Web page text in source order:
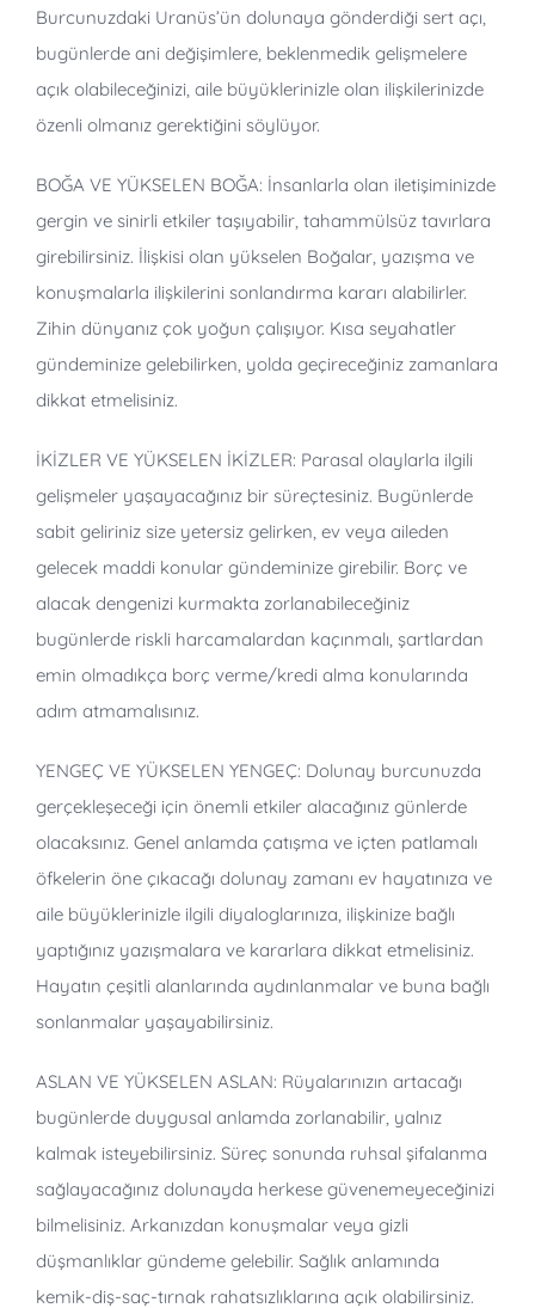
Burcunuzdaki Uranüs’ün dolunaya gönderdiği sert açı,
bugünlerde ani değişimlere, beklenmedik gelişmelere
açık olabileceğinizi, aile büyüklerinizle olan ilişkilerinizde
özenli olmanız gerektiğini söylüyor.
BOĞA VE YÜKSELEN BOĞA: İnsanlarla olan iletişiminizde
gergin ve sinirli etkiler taşıyabilir, tahammülsüz tavırlara
girebilirsiniz. İlişkisi olan yükselen Boğalar, yazışma ve
konuşmalarla ilişkilerini sonlandırma kararı alabilirler.
Zihin dünyanız çok yoğun çalışıyor. Kısa seyahatler
gündeminize gelebilirken, yolda geçireceğiniz zamanlara
dikkat etmelisiniz.
İKİZLER VE YÜKSELEN İKİZLER: Parasal olaylarla ilgili
gelişmeler yaşayacağınız bir süreçtesiniz. Bugünlerde
sabit geliriniz size yetersiz gelirken, ev veya aileden
gelecek maddi konular gündeminize girebilir. Borç ve
alacak dengenizi kurmakta zorlanabileceğiniz
bugünlerde riskli harcamalardan kaçınmalı, şartlardan
emin olmadıkça borç verme/kredi alma konularında
adım atmamalısınız.
YENGEÇ VE YÜKSELEN YENGEÇ: Dolunay burcunuzda
gerçekleşeceği için önemli etkiler alacağınız günlerde
olacaksınız. Genel anlamda çatışma ve içten patlamalı
öfkelerin öne çıkacağı dolunay zamanı ev hayatınıza ve
aile büyüklerinizle ilgili diyaloglarınıza, ilişkinize bağlı
yaptığınız yazışmalara ve kararlara dikkat etmelisiniz.
Hayatın çeşitli alanlarında aydınlanmalar ve buna bağlı
sonlanmalar yaşayabilirsiniz.
ASLAN VE YÜKSELEN ASLAN: Rüyalarınızın artacağı
bugünlerde duygusal anlamda zorlanabilir, yalnız
kalmak isteyebilirsiniz. Süreç sonunda ruhsal şifalanma
sağlayacağınız dolunayda herkese güvenemeyeceğinizi
bilmelisiniz. Arkanızdan konuşmalar veya gizli
düşmanlıklar gündeme gelebilir. Sağlık anlamında
kemik-diş-saç-tırnak rahatsızlıklarına açık olabilirsiniz.